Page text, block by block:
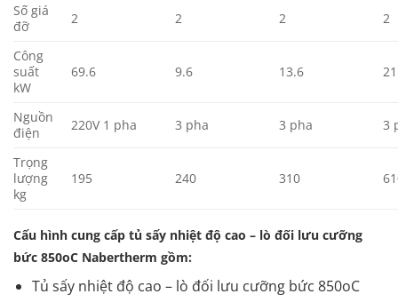
Số giá
đỡ
2 2 2 2
Công
suất
kW
69.6 9.6 13.6 21
Nguồn
điện
220V 1 pha 3 pha 3 pha 3
Trọng
lượng
kg
195 240 310
Cấu hình cung cấp tủ sấy nhiệt độ cao – lò đối lưu cưỡng
bức 850oC Nabertherm gồm:
Tủ sấy nhiệt độ cao – lò đối lưu cưỡng bức 850oC